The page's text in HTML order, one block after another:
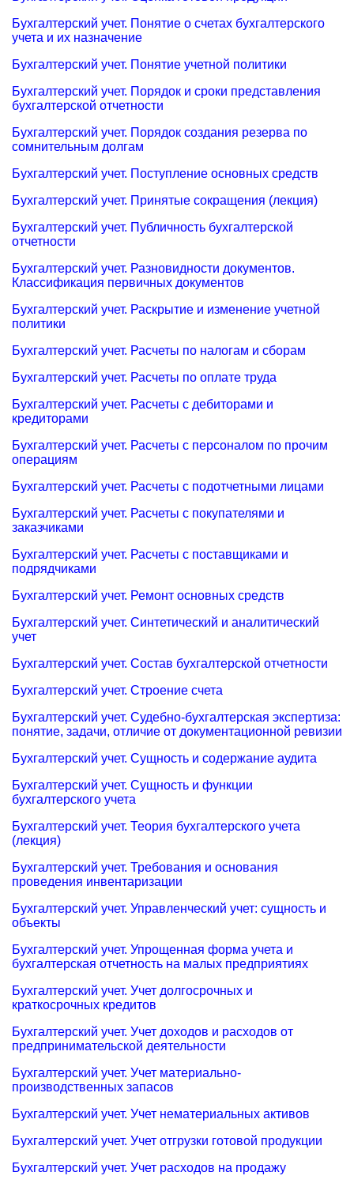
Бухгалтерский учет. Понятие о счетах бухгалтерского
учета и их назначение
Бухгалтерский учет. Понятие учетной политики
Бухгалтерский учет. Порядок и сроки представления
бухгалтерской отчетности
Бухгалтерский учет. Порядок создания резерва по
сомнительным долгам
Бухгалтерский учет. Поступление основных средств
Бухгалтерский учет. Принятые сокращения (лекция)
Бухгалтерский учет. Публичность бухгалтерской
отчетности
Бухгалтерский учет. Разновидности документов.
Классификация первичных документов
Бухгалтерский учет. Раскрытие и изменение учетной
политики
Бухгалтерский учет. Расчеты по налогам и сборам
Бухгалтерский учет. Расчеты по оплате труда
Бухгалтерский учет. Расчеты с дебиторами и
кредиторами
Бухгалтерский учет. Расчеты с персоналом по прочим
операциям
Бухгалтерский учет. Расчеты с подотчетными лицами
Бухгалтерский учет. Расчеты с покупателями и
заказчиками
Бухгалтерский учет. Расчеты с поставщиками и
подрядчиками
Бухгалтерский учет. Ремонт основных средств
Бухгалтерский учет. Синтетический и аналитический
учет
Бухгалтерский учет. Состав бухгалтерской отчетности
Бухгалтерский учет. Строение счета
Бухгалтерский учет. Судебно-бухгалтерская экспертиза:
понятие, задачи, отличие от документационной ревизии
Бухгалтерский учет. Сущность и содержание аудита
Бухгалтерский учет. Сущность и функции
бухгалтерского учета
Бухгалтерский учет. Теория бухгалтерского учета
(лекция)
Бухгалтерский учет. Требования и основания
проведения инвентаризации
Бухгалтерский учет. Управленческий учет: сущность и
объекты
Бухгалтерский учет. Упрощенная форма учета и
бухгалтерская отчетность на малых предприятиях
Бухгалтерский учет. Учет долгосрочных и
краткосрочных кредитов
Бухгалтерский учет. Учет доходов и расходов от
предпринимательской деятельности
Бухгалтерский учет. Учет материально-
производственных запасов
Бухгалтерский учет. Учет нематериальных активов
Бухгалтерский учет. Учет отгрузки готовой продукции
Бухгалтерский учет. Учет расходов на продажу